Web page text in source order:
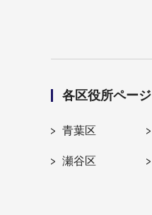
各区役所ページ
青葉区
瀬谷区